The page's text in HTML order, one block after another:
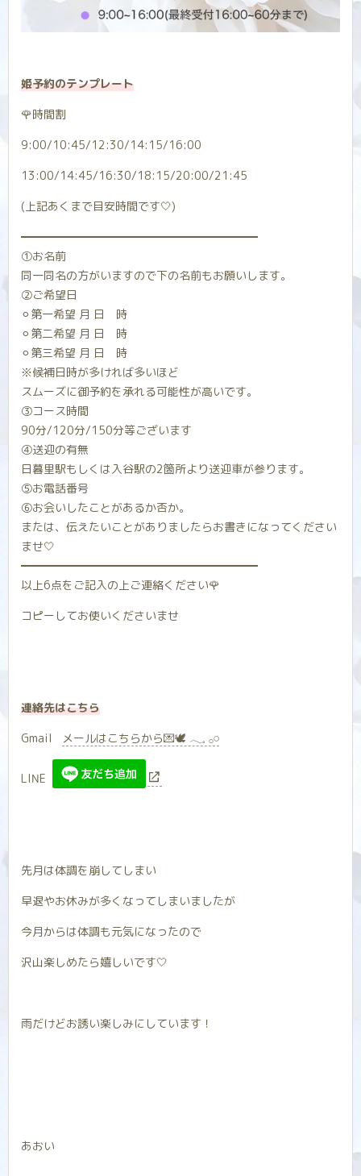
姫予約のテンプレート
🌹時間割
9:00/10:45/12:30/14:15/16:00
13:00/14:45/16:30/18:15/20:00/21:45
(上記あくまで目安時間です‎🤍)
━━━━━━━━━━━━━━━━━━━━━
①お名前
同一同名の方がいますので下の名前もお願いします。
②ご希望日
⚪︎第一希望 月 日 時
⚪︎第二希望 月 日 時
⚪︎第三希望 月 日 時
※候補日時が多ければ多いほど
スムーズに御予約を承れる可能性が高いです。
③コース時間
90分/120分/150分等ございます
④送迎の有無
日暮里駅もしくは入谷駅の2箇所より送迎車が参ります。
⑤お電話番号
⑥お会いしたことがあるか否か。
または、伝えたいことがありましたらお書きになってください
ませ‎🤍
━━━━━━━━━━━━━━━━━━━━━
以上6点をご記入の上ご連絡ください🌹
コピーしてお使いくださいませ
連絡先はこちら
Gmail
メールはこちらから💌🕊 𓂃𓈒 𓂂𓏸
LINE
先月は体調を崩してしまい
早退やお休みが多くなってしまいましたが
今月からは体調も元気になったので
沢山楽しめたら嬉しいです‎🤍
雨だけどお誘い楽しみにしています！
あおい